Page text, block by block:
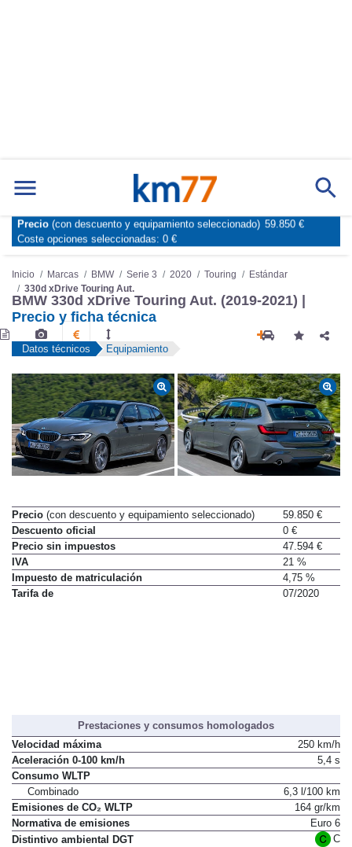
330d xDrive Touring Aut.
BMW 330d xDrive Touring Aut. (2019-2021) |
Precio y ficha técnica
Precio(con descuento y equipamiento seleccionado)
59.850 €
Descuento oficial
0 €
Precio sin impuestos
47.594 €
IVA
21 %
Impuesto de matriculación
4,75 %
Prestaciones y consumos homologados
Velocidad máxima
250 km/h
Aceleración 0-100 km/h
Consumo WLTP
Combinado
6,3 l/100 km
Emisiones de CO₂ WLTP
164 gr/km
Normativa de emisiones
Euro 6
(con descuento y equipamiento seleccionado)
Coste opciones seleccionadas:0 €